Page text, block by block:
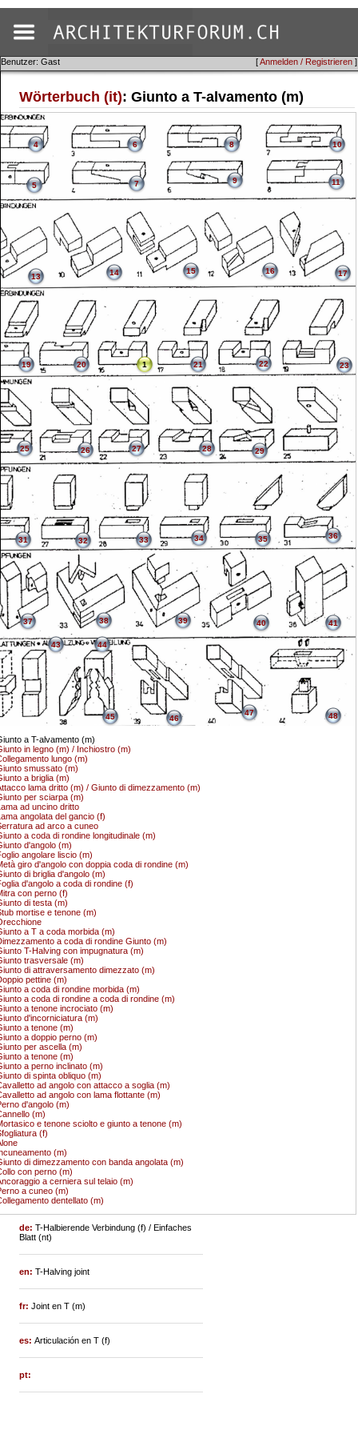
[Anmelden / Registrieren ]
Benutzer: Gast
Wörterbuch (it): Giunto a T-alvamento (m)
1
a T-alvamento (m)
in legno (m) / Inchiostro (m)
lungo (m)
smussato (m)
4
a briglia (m)
5
lama dritto (m) / Giunto di dimezzamento (m)
6
per sciarpa (m)
7
ad uncino dritto
8
angolata del gancio (f)
9
ad arco a cuneo
10
a coda di rondine longitudinale (m)
11
d'angolo (m)
angolare liscio (m)
13
giro d'angolo con doppia coda di rondine (m)
14
di briglia d'angolo (m)
15
d'angolo a coda di rondine (f)
16
con perno (f)
17
di testa (m)
mortise e tenone (m)
19 20
a T a coda morbida (m)
21
a coda di rondine Giunto (m)
22
T-Halving con impugnatura (m)
23
trasversale (m)
di attraversamento dimezzato (m)
25
pettine (m)
26
a coda di rondine morbida (m)
27
a coda di rondine a coda di rondine (m)
28
a tenone incrociato (m)
29
d'incorniciatura (m)
a tenone (m)
31
a doppio perno (m)
32
per ascella (m)
33
a tenone (m)
34
a perno inclinato (m)
35
di spinta obliquo (m)
36
ad angolo con attacco a soglia (m)
37
ad angolo con lama flottante (m)
38
d'angolo (m)
39
(m)
40
e tenone sciolto e giunto a tenone (m)
41
(f)
43
(m)
44
di dimezzamento con banda angolata (m)
45
con perno (m)
46
a cerniera sul telaio (m)
47
a cuneo (m)
48
dentellato (m)
de:T-Halbierende Verbindung (f) / Einfaches
Blatt (nt)
en:T-Halving joint
fr:Joint en T (m)
es:Articulación en T (f)
pt: